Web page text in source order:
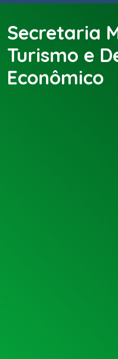
Secretaria
Turismo e
Econômico